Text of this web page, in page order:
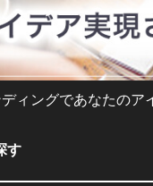
ィングであなたのア
す